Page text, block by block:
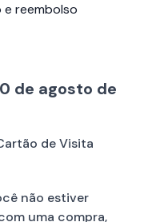
reembolso
de agosto de
de Visita
não estiver
uma compra,